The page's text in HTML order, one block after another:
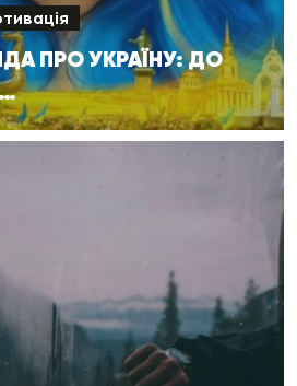
ПРО УКРАЇНУ: ДО